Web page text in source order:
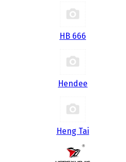
HB 666
Hendee
Heng Tai